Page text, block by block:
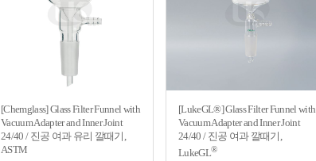
[Chemglass] Glass Filter Funnel with
Vacuum Adapter and Inner Joint
24/40 / 진공 여과 유리 깔때기,
ASTM
[LukeGL®] Glass Filter Funnel with
Vacuum Adapter and Inner Joint
24/40 / 진공 여과 깔때기,
LukeGL®